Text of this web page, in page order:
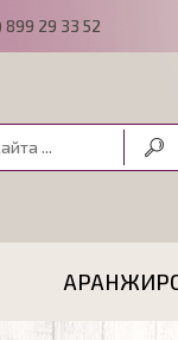
899 29 33 52